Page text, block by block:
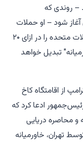
– روندی که
شود – او حملات
نظامی به تهران را از سر خواهد گرفت یا ایالات متحده را در ازای ۲۰
تبدیل خواهد
که آقای ترامپ از اقامتگاه کاخ
ادعا کرد که
و محاصره دریایی
تهران، خاورمیانه